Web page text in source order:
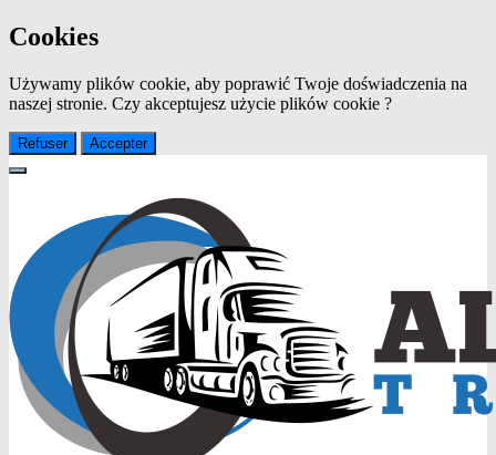
Cookies
Używamy plików cookie, aby poprawić Twoje doświadczenia na
naszej stronie. Czy akceptujesz użycie plików cookie ?
Refuser Accepter